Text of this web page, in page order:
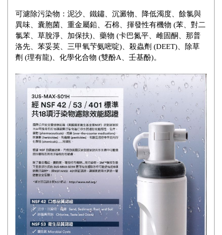
可濾除污染物：泥沙、鐵鏽、沉澱物、降低濁度、餘氯與
異味、囊胞菌、重金屬鉛、石棉、揮發性有機物 (苯、對二
氯苯、草脫淨、加保扶)、藥物 (卡巴氮平、雌固酮、那普
洛先、苯妥英、三甲氧芐氨嘧啶)、殺蟲劑 (DEET)、除草
劑 (理有龍)、化學化合物 (雙酚A、壬基酚)。